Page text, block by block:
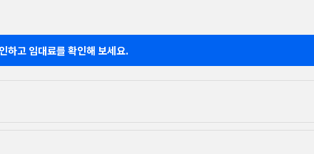
하고 임대료를 확인해 보세요.